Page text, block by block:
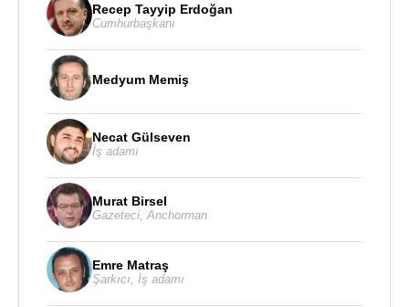
Jusepe de Ribera - Topal - The Clubfoot -1642
Paris’tekiLouvre Müzesi
The Clubfoot”adlı tablosunda bir dilencinin resmini
1642 yılında yapmıştır.
Başlıca Eserleri
Napoli yakınında, San Marini Manastırı'ndaki
resimler (özellikle Haçtan İndiriliş)
İsa'nın Doğuşu
Aziz Barthelomeus'un Öldürülmesi
Azize Agnes
Recep Tayyip Erdoğan
Cumhurbaşkanı
Medyum Memiş
Necat Gülseven
İş adamı
Murat Birsel
Gazeteci Anchorman
Emre Matraş
Şarkıcı İş adamı